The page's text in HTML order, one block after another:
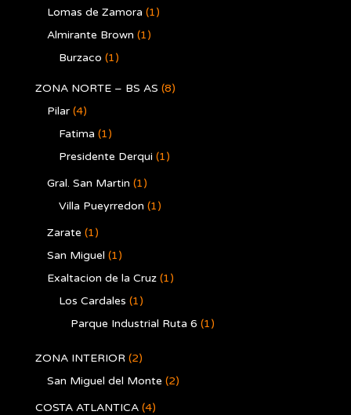
Lomas de Zamora (1)
Almirante Brown (1)
Burzaco (1)
ZONA NORTE – BS AS (8)
Pilar (4)
Fatima (1)
Presidente Derqui (1)
Gral. San Martin (1)
Villa Pueyrredon (1)
Zarate (1)
San Miguel (1)
Exaltacion de la Cruz (1)
Los Cardales (1)
Parque Industrial Ruta 6 (1)
ZONA INTERIOR (2)
San Miguel del Monte (2)
COSTA ATLANTICA (4)